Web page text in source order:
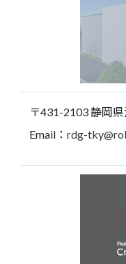
〒431-2103 静岡
Email： rdg-